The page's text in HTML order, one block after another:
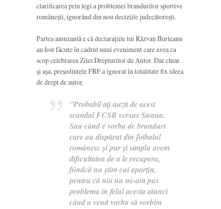
clarificarea prin legi a problemei brandurilor sportive
românești, ignorând din nou deciziile judecătorești.
Partea amuzantă e că declarațiile lui Răzvan Burleanu
au fost făcute în cadrul unui eveniment care avea ca
scop celebrarea Zilei Drepturilor de Autor. Dar chiar
și așa, președintele FRF a ignorat în totalitate fix ideea
de drept de autor.
”Probabil aţi auzit de acest
scandal FCSB versus Steaua.
Sau când e vorba de branduri
care au dispărut din fotbalul
românesc şi pur şi simplu avem
dificultatea de a le recupera,
fiindcă nu ştim cui aparţin,
pentru că noi nu ne-am pus
problema în felul acesta atunci
când a venit vorba să vorbim